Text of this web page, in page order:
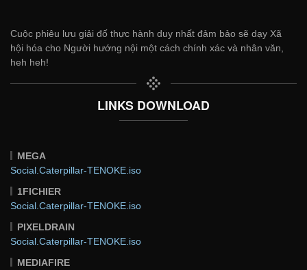
Cuộc phiêu lưu giải đố thực hành duy nhất đảm bảo sẽ dạy Xã
hội hóa cho Người hướng nội một cách chính xác và nhân văn,
heh heh!
LINKS DOWNLOAD
MEGA
Social.Caterpillar-TENOKE.iso
1FICHIER
Social.Caterpillar-TENOKE.iso
PIXELDRAIN
Social.Caterpillar-TENOKE.iso
MEDIAFIRE